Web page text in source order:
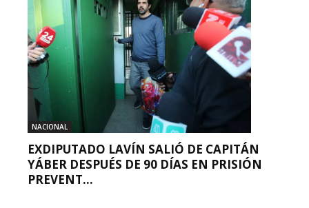
NACIONAL
EXDIPUTADO LAVÍN SALIÓ DE CAPITÁN
YÁBER DESPUÉS DE 90 DÍAS EN PRISIÓN
PREVENT...